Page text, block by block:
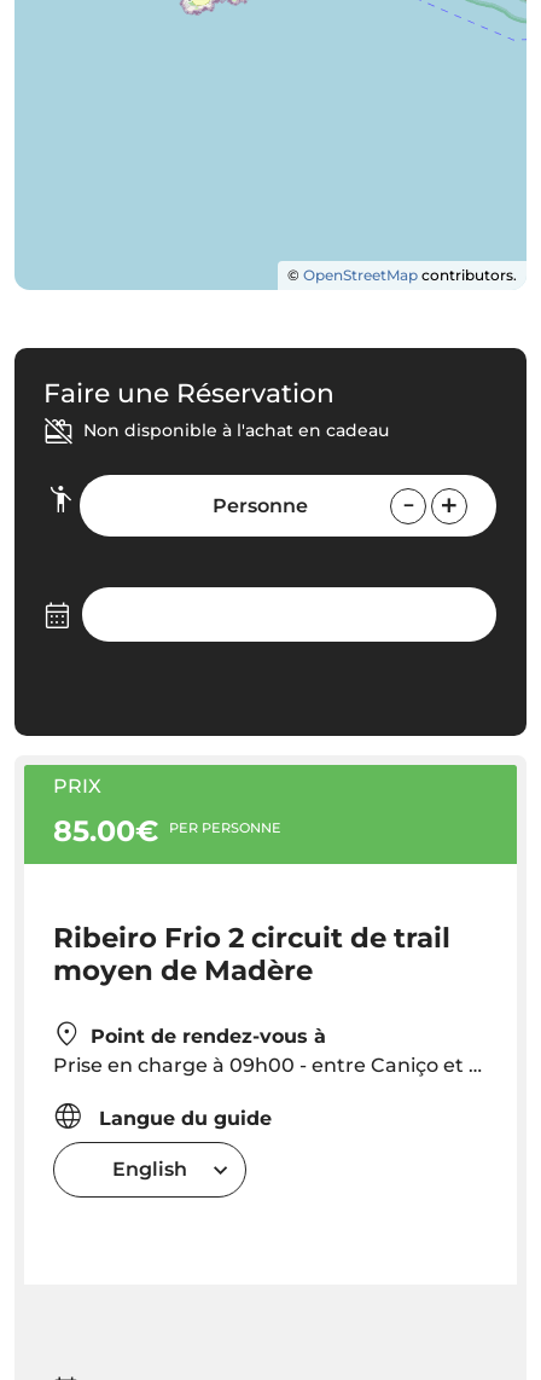
© OpenStreetMap contributors.
Faire une Réservation
Non disponible à l'achat en cadeau
Personne
PRIX
85.00€ PER PERSONNE
Ribeiro Frio 2 circuit de trail
moyen de Madère
Point de rendez-vous à
Prise en charge à 09h00 - entre Caniço et Camara de Lobos - En dehors de cette zone: prise en charge à 10 €
Langue du guide
English